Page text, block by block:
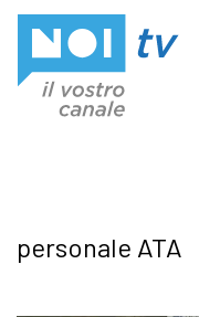
personale ATA